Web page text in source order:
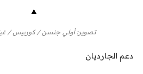
تصوير: أولي جنسن / كوربيس /
دعم الجارديان